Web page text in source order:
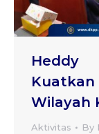
Heddy
Wilayah
Aktivitas By